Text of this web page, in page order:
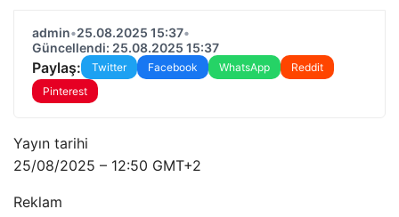
admin•25.08.2025 15:37•
Güncellendi: 25.08.2025 15:37
Paylaş: Twitter Facebook WhatsApp
Reddit
Pinterest
Yayın tarihi
25/08/2025 – 12:50 GMT+2
Reklam